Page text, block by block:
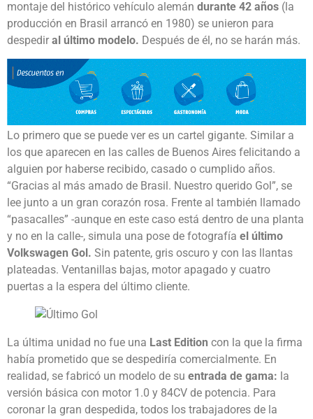
montaje del histórico vehículo alemán durante 42 años (la
producción en Brasil arrancó en 1980) se unieron para
despedir al último modelo. Después de él, no se harán más.
Lo primero que se puede ver es un cartel gigante. Similar a
los que aparecen en las calles de Buenos Aires felicitando a
alguien por haberse recibido, casado o cumplido años.
“Gracias al más amado de Brasil. Nuestro querido Gol”, se
lee junto a un gran corazón rosa. Frente al también llamado
“pasacalles” -aunque en este caso está dentro de una planta
y no en la calle-, simula una pose de fotografía el último
Volkswagen Gol. Sin patente, gris oscuro y con las llantas
plateadas. Ventanillas bajas, motor apagado y cuatro
puertas a la espera del último cliente.
La última unidad no fue una Last Edition con la que la firma
había prometido que se despediría comercialmente. En
realidad, se fabricó un modelo de su entrada de gama: la
versión básica con motor 1.0 y 84CV de potencia. Para
coronar la gran despedida, todos los trabajadores de la